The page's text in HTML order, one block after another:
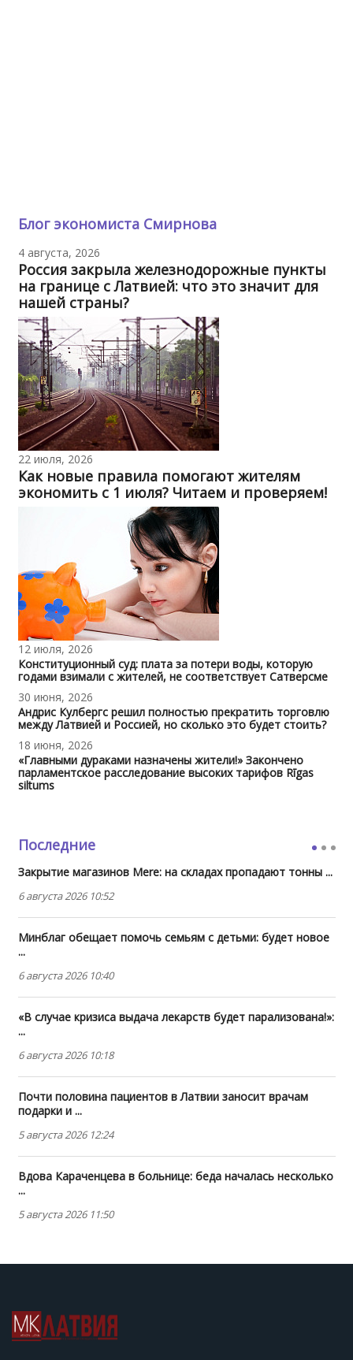
Блог экономиста Смирнова
4 августа, 2026
Россия закрыла железнодорожные пункты
на границе с Латвией: что это значит для
нашей страны?
22 июля, 2026
Как новые правила помогают жителям
экономить с 1 июля? Читаем и проверяем!
12 июля, 2026
Конституционный суд: плата за потери воды, которую
годами взимали с жителей, не соответствует Сатверсме
30 июня, 2026
Андрис Кулбергс решил полностью прекратить торговлю
между Латвией и Россией, но сколько это будет стоить?
18 июня, 2026
«Главными дураками назначены жители!» Закончено
парламентское расследование высоких тарифов Rīgas
siltums
Последние
Закрытие магазинов Mere: на складах пропадают тонны ...
6 августа 2026 10:52
Минблаг обещает помочь семьям с детьми: будет новое
...
6 августа 2026 10:40
«В случае кризиса выдача лекарств будет парализована!»:
...
6 августа 2026 10:18
Почти половина пациентов в Латвии заносит врачам
подарки и ...
5 августа 2026 12:24
Вдова Караченцева в больнице: беда началась несколько
...
5 августа 2026 11:50